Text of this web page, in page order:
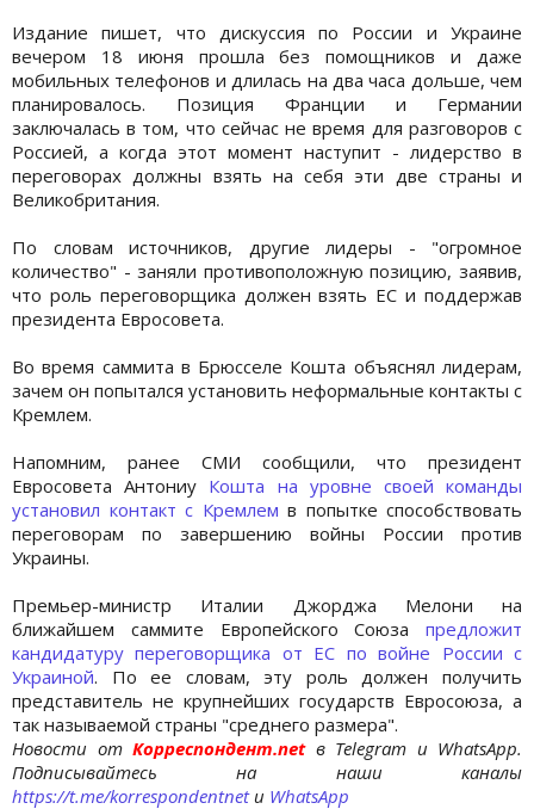
Издание пишет, что дискуссия по России и Украине
вечером 18 июня прошла без помощников и даже
мобильных телефонов и длилась на два часа дольше, чем
планировалось. Позиция Франции и Германии
заключалась в том, что сейчас не время для разговоров с
Россией, а когда этот момент наступит - лидерство в
переговорах должны взять на себя эти две страны и
Великобритания.
По словам источников, другие лидеры - "огромное
количество" - заняли противоположную позицию, заявив,
что роль переговорщика должен взять ЕС и поддержав
президента Евросовета.
Во время саммита в Брюсселе Кошта объяснял лидерам,
зачем он попытался установить неформальные контакты с
Кремлем.
Напомним, ранее СМИ сообщили, что президент
Евросовета Антониу Кошта на уровне своей команды
установил контакт с Кремлем в попытке способствовать
переговорам по завершению войны России против
Украины.
Премьер-министр Италии Джорджа Мелони на
ближайшем саммите Европейского Союза предложит
кандидатуру переговорщика от ЕС по войне России с
Украиной. По ее словам, эту роль должен получить
представитель не крупнейших государств Евросоюза, а
так называемой страны "среднего размера".
Новости отКорреспондент.net в Telegram и WhatsApp.
Подписывайтесь на наши каналы
https://t.me/korrespondentnetи WhatsApp